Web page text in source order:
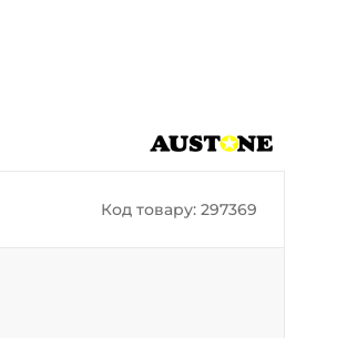
+38 (095) 276-44-44
Код товару: 297369